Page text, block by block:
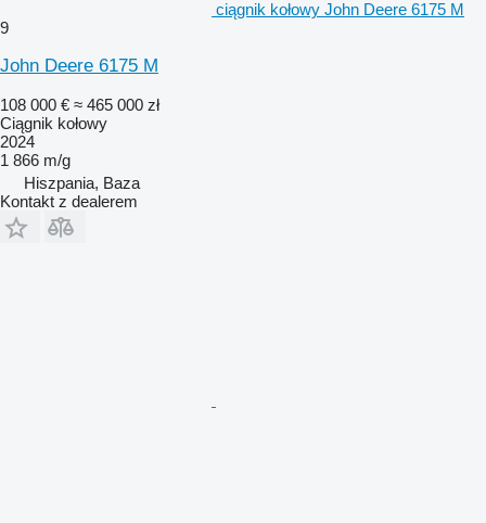
ciągnik kołowy John Deere 6175 M
9
John Deere 6175 M
108 000 € ≈ 465 000 zł
Ciągnik kołowy
2024
1 866 m/g
Hiszpania, Baza
Kontakt z dealerem